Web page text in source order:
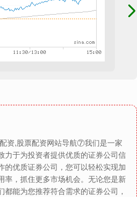
资,股票配资网站导航⑦我们是一家
力于为投资者提供优质的证券公司信
的优质证券公司，您可以轻松实现加
率，抓住更多市场机会。无论您是新
都能为您推荐符合需求的证券公司，